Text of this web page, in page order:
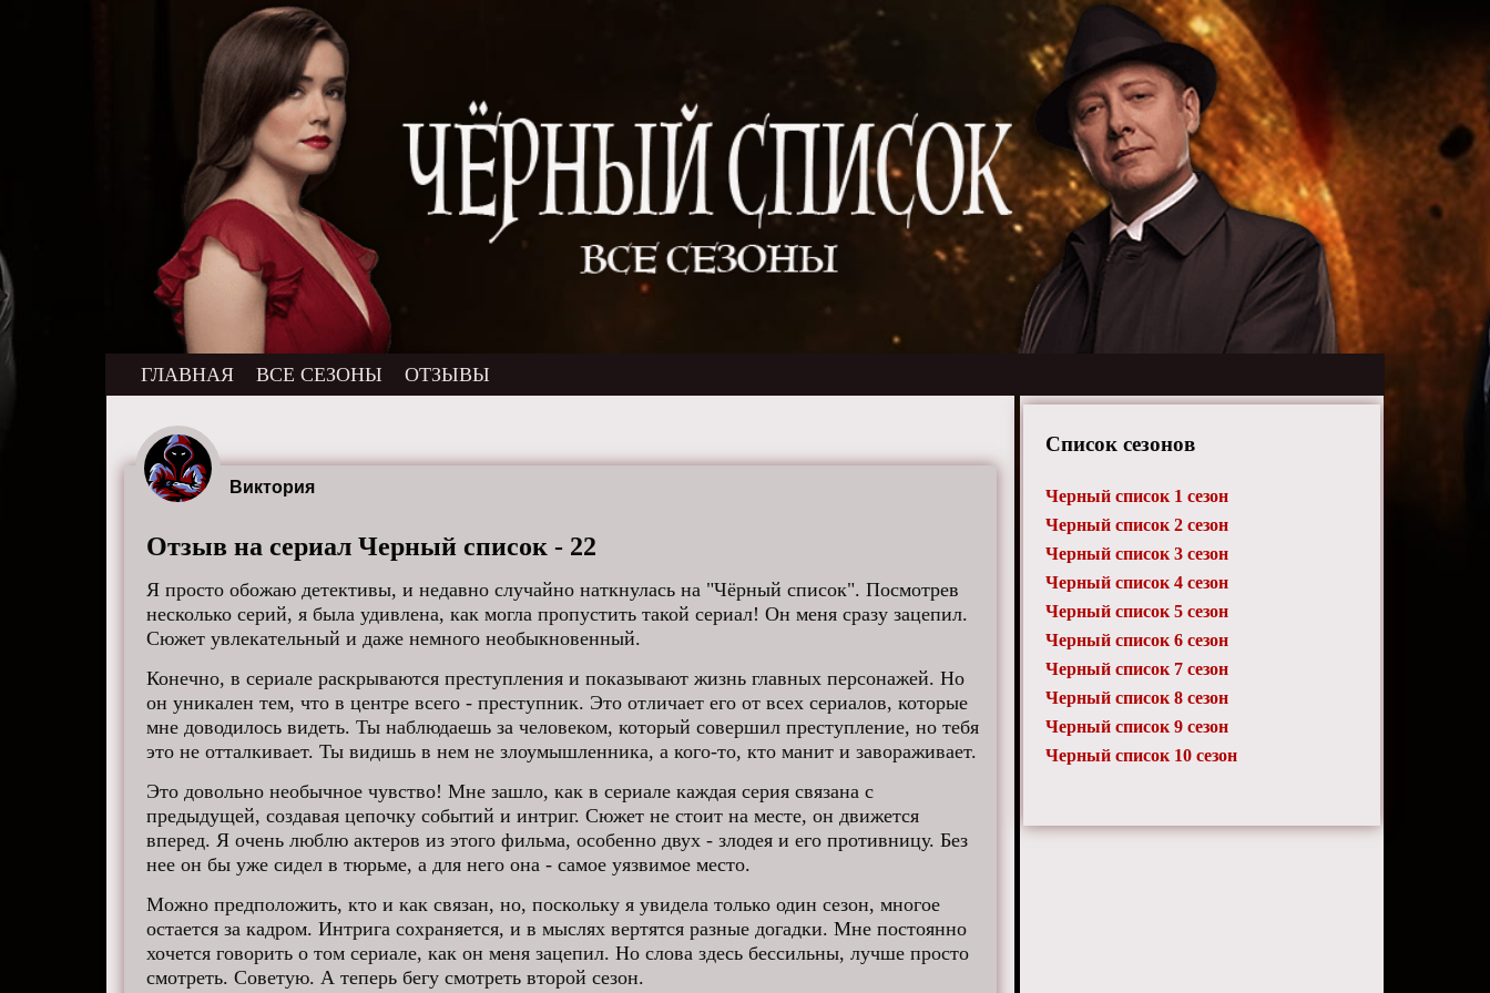
ГЛАВНАЯ ВСЕ СЕЗОНЫ ОТЗЫВЫ
Виктория
Отзыв на сериал Черный список - 22
Я просто обожаю детективы, и недавно случайно наткнулась на "Чёрный список". Посмотрев
несколько серий, я была удивлена, как могла пропустить такой сериал! Он меня сразу зацепил.
Сюжет увлекательный и даже немного необыкновенный.
Конечно, в сериале раскрываются преступления и показывают жизнь главных персонажей. Но
он уникален тем, что в центре всего - преступник. Это отличает его от всех сериалов, которые
мне доводилось видеть. Ты наблюдаешь за человеком, который совершил преступление, но тебя
это не отталкивает. Ты видишь в нем не злоумышленника, а кого-то, кто манит и завораживает.
Это довольно необычное чувство! Мне зашло, как в сериале каждая серия связана с
предыдущей, создавая цепочку событий и интриг. Сюжет не стоит на месте, он движется
вперед. Я очень люблю актеров из этого фильма, особенно двух - злодея и его противницу. Без
нее он бы уже сидел в тюрьме, а для него она - самое уязвимое место.
Можно предположить, кто и как связан, но, поскольку я увидела только один сезон, многое
остается за кадром. Интрига сохраняется, и в мыслях вертятся разные догадки. Мне постоянно
хочется говорить о том сериале, как он меня зацепил. Но слова здесь бессильны, лучше просто
смотреть. Советую. А теперь бегу смотреть второй сезон.
Список сезонов
Черный список 1 сезон
Черный список 2 сезон
Черный список 3 сезон
Черный список 4 сезон
Черный список 5 сезон
Черный список 6 сезон
Черный список 7 сезон
Черный список 8 сезон
Черный список 9 сезон
Черный список 10 сезон